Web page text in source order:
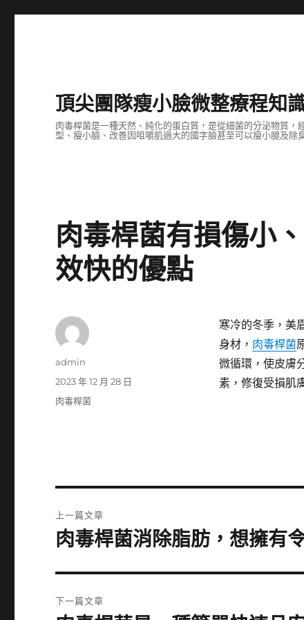
頂尖團隊瘦小臉微整療程知
肉毒桿菌是一種天然、純化的蛋白質，是從細菌的分泌物質
型、瘦小臉、改善因咀嚼肌過大的國字臉甚至可以瘦小腿及除
肉毒桿菌有損傷小
效快的優點
寒冷的冬季，美
身材， 肉毒桿菌
微循環，使皮膚
素，修復受損肌
作
admin
發
佈
2023 年 12 月 28 日
分
肉毒桿菌
章
上一篇文章
上
篇
文
章:
肉毒桿菌消除脂肪，想擁有
下一篇文章